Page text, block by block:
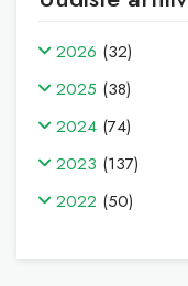
2026 (32)
2025 (38)
2024 (74)
2023 (137)
2022 (50)